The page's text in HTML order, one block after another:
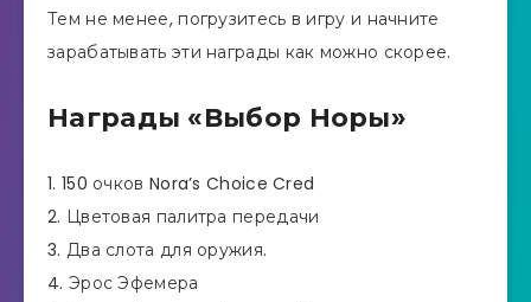
Тем не менее, погрузитесь в игру и начните
зарабатывать эти награды как можно скорее.
Награды «Выбор Норы»
1. 150 очков Nora’s Choice Cred
2. Цветовая палитра передачи
3. Два слота для оружия.
4. Эрос Эфемера